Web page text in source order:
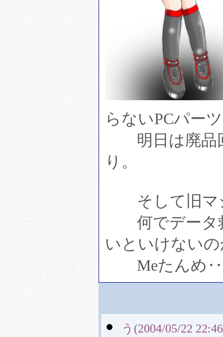
らないPCパー
明日は廃品
り。
そして旧マ
何でデータ
いといけない
Meたんめ
う(2004/05/22